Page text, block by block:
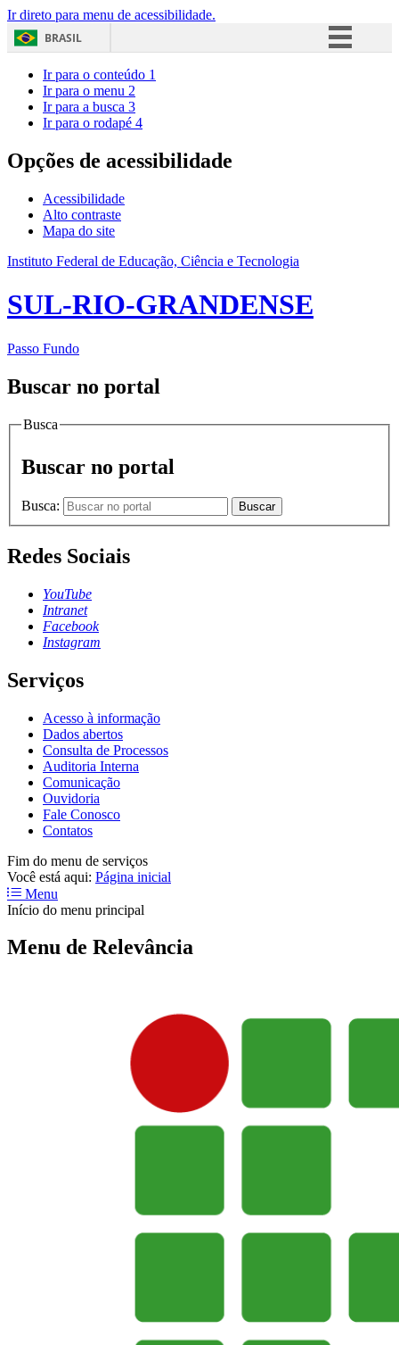
Ir direto para menu de acessibilidade.
BRASIL
Acesso à informação
Ir para o conteúdo 1
Ir para o menu 2
Ir para a busca 3
Ir para o rodapé 4
Opções de acessibilidade
Acessibilidade
Alto contraste
Mapa do site
Instituto Federal de Educação, Ciência e Tecnologia
SUL-RIO-GRANDENSE
Passo Fundo
Buscar no portal
Busca
Buscar no portal
Busca: Buscar
Redes Sociais
YouTube
Intranet
Facebook
Instagram
Serviços
Acesso à informação
Dados abertos
Consulta de Processos
Auditoria Interna
Comunicação
Ouvidoria
Fale Conosco
Contatos
Fim do menu de serviços
Você está aqui: Página inicial
Menu
Início do menu principal
Menu de Relevância